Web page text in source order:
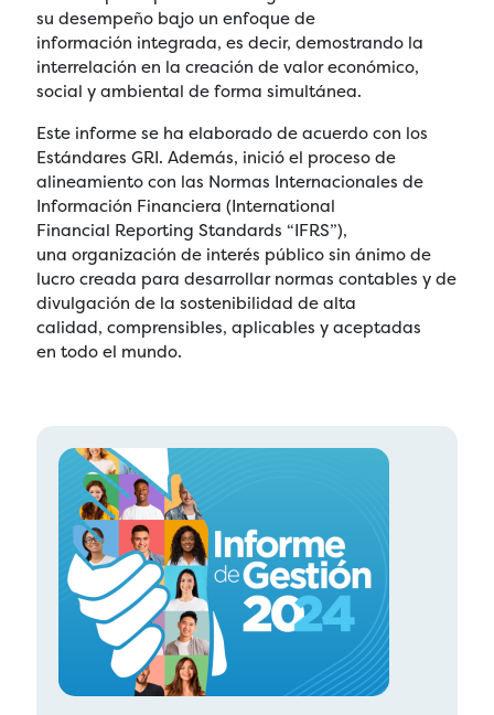
su desempeño bajo un enfoque de
información integrada, es decir, demostrando la
interrelación en la creación de valor económico,
social y ambiental de forma simultánea.
Este informe se ha elaborado de acuerdo con los
Estándares GRI. Además, inició el proceso de
alineamiento con las Normas Internacionales de
Información Financiera (International
Financial Reporting Standards “IFRS”),
una organización de interés público sin ánimo de
lucro creada para desarrollar normas contables y de
divulgación de la sostenibilidad de alta
calidad, comprensibles, aplicables y aceptadas
en todo el mundo.